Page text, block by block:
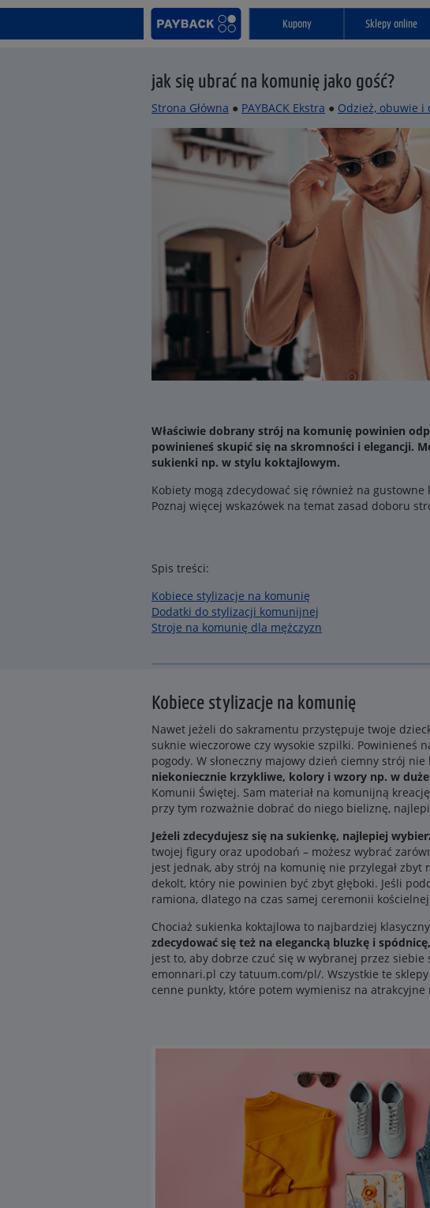
Kupony Sklepy online
jak się ubrać na komunię jako gość?
Strona Główna ● PAYBACK Ekstra ● Odzież, obuwie i
Właściwie dobrany strój na komunię powinien
powinieneś skupić się na skromności i elegancji.
sukienki np. w stylu koktajlowym.
Kobiety mogą zdecydować się również na
Poznaj więcej wskazówek na temat zasad doboru
Spis treści:
Kobiece stylizacje na komunię
Dodatki do stylizacji komunijnej
Stroje na komunię dla mężczyzn
Kobiece stylizacje na komunię
Nawet jeżeli do sakramentu przystępuje twoje
suknie wieczorowe czy wysokie szpilki. Powinieneś
pogody. W słoneczny majowy dzień ciemny strój
niekoniecznie krzykliwe, kolory i wzory np. w
Komunii Świętej. Sam materiał na komunijną
przy tym rozważnie dobrać do niego bieliznę,
Jeżeli zdecydujesz się na sukienkę, najlepiej
twojej figury oraz upodobań – możesz wybrać
jest jednak, aby strój na komunię nie przylegał zbyt
dekolt, który nie powinien być zbyt głęboki. Jeśli
ramiona, dlatego na czas samej ceremonii
Chociaż sukienka koktajlowa to najbardziej
zdecydować się też na elegancką bluzkę i
jest to, aby dobrze czuć się w wybranej przez
emonnari.pl czy tatuum.com/pl/. Wszystkie te
cenne punkty, które potem wymienisz na